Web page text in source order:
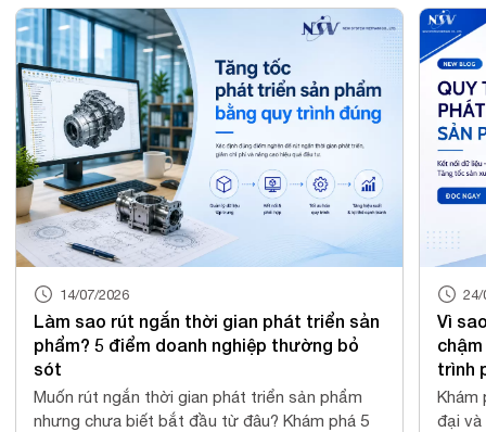
triển sản
bỏ
phẩm
phá 5
Vì sao nhiều doanh nghiệp sản xuất vẫn
chậm ra mắt sản phẩm? Góc nhìn từ quy
Khám phá quy trình phát triển sản phẩm hiện
đại và cách kết nối CAD, CAE, CAM, PLM giúp